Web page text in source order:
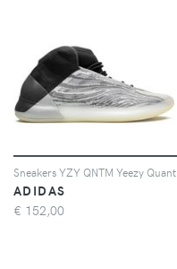
ADIDAS
€ 152,00